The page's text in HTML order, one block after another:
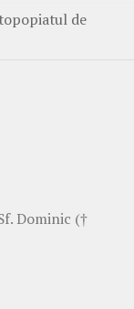
de
Dominic (†